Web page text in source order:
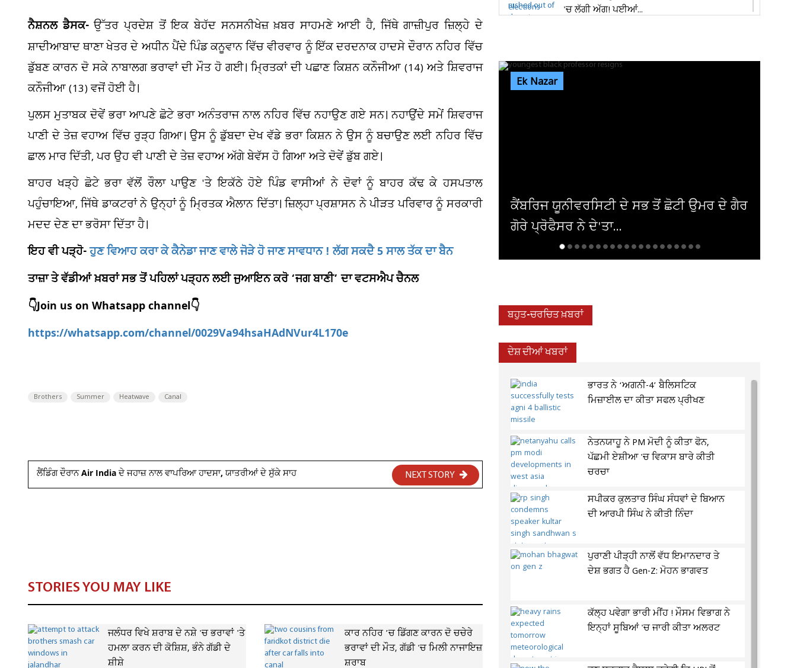
ਨੈਸ਼ਨਲ ਡੈਸਕ-ਉੱਤਰ ਪ੍ਰਦੇਸ਼ ਤੋਂ ਇਕ ਬੇਹੱਦ ਸਨਸਨੀਖੇਜ਼ ਖ਼ਬਰ ਸਾਹਮਣੇ ਆਈ ਹੈ, ਜਿੱਥੇ ਗਾਜ਼ੀਪੁਰ ਜ਼ਿਲ੍ਹੇ ਦੇ
ਸ਼ਾਦੀਆਬਾਦ ਥਾਣਾ ਖੇਤਰ ਦੇ ਅਧੀਨ ਪੈਂਦੇ ਪਿੰਡ ਕਨੂਵਾਨ ਵਿੱਚ ਵੀਰਵਾਰ ਨੂੰ ਇੱਕ ਦਰਦਨਾਕ ਹਾਦਸੇ ਦੌਰਾਨ ਨਹਿਰ ਵਿੱਚ
ਡੁੱਬਣ ਕਾਰਨ ਦੋ ਸਕੇ ਨਾਬਾਲਗ ਭਰਾਵਾਂ ਦੀ ਮੌਤ ਹੋ ਗਈ। ਮ੍ਰਿਤਕਾਂ ਦੀ ਪਛਾਣ ਕਿਸ਼ਨ ਕਨੌਜੀਆ (14) ਅਤੇ ਸ਼ਿਵਰਾਜ
ਕਨੌਜੀਆ (13) ਵਜੋਂ ਹੋਈ ਹੈ।
ਪੁਲਸ ਮੁਤਾਬਕ ਦੋਵੇਂ ਭਰਾ ਆਪਣੇ ਛੋਟੇ ਭਰਾ ਅਨੰਤਰਾਜ ਨਾਲ ਨਹਿਰ ਵਿੱਚ ਨਹਾਉਣ ਗਏ ਸਨ। ਨਹਾਉਂਦੇ ਸਮੇਂ ਸ਼ਿਵਰਾਜ
ਪਾਣੀ ਦੇ ਤੇਜ਼ ਵਹਾਅ ਵਿੱਚ ਰੁੜ੍ਹ ਗਿਆ। ਉਸ ਨੂੰ ਡੁੱਬਦਾ ਦੇਖ ਵੱਡੇ ਭਰਾ ਕਿਸ਼ਨ ਨੇ ਉਸ ਨੂੰ ਬਚਾਉਣ ਲਈ ਨਹਿਰ ਵਿੱਚ
ਛਾਲ ਮਾਰ ਦਿੱਤੀ, ਪਰ ਉਹ ਵੀ ਪਾਣੀ ਦੇ ਤੇਜ਼ ਵਹਾਅ ਅੱਗੇ ਬੇਵੱਸ ਹੋ ਗਿਆ ਅਤੇ ਦੋਵੇਂ ਡੁੱਬ ਗਏ।
ਬਾਹਰ ਖੜ੍ਹੇ ਛੋਟੇ ਭਰਾ ਵੱਲੋਂ ਰੌਲਾ ਪਾਉਣ 'ਤੇ ਇਕੱਠੇ ਹੋਏ ਪਿੰਡ ਵਾਸੀਆਂ ਨੇ ਦੋਵਾਂ ਨੂੰ ਬਾਹਰ ਕੱਢ ਕੇ ਹਸਪਤਾਲ
ਪਹੁੰਚਾਇਆ, ਜਿੱਥੇ ਡਾਕਟਰਾਂ ਨੇ ਉਨ੍ਹਾਂ ਨੂੰ ਮ੍ਰਿਤਕ ਐਲਾਨ ਦਿੱਤਾ। ਜ਼ਿਲ੍ਹਾ ਪ੍ਰਸ਼ਾਸਨ ਨੇ ਪੀੜਤ ਪਰਿਵਾਰ ਨੂੰ ਸਰਕਾਰੀ
ਮਦਦ ਦੇਣ ਦਾ ਭਰੋਸਾ ਦਿੱਤਾ ਹੈ।
ਇਹ ਵੀ ਪੜ੍ਹੋ-ਹੁਣ ਵਿਆਹ ਕਰਾ ਕੇ ਕੈਨੇਡਾ ਜਾਣ ਵਾਲੇ ਜੋੜੇ ਹੋ ਜਾਣ ਸਾਵਧਾਨ ! ਲੱਗ ਸਕਦੈ 5 ਸਾਲ ਤੱਕ ਦਾ ਬੈਨ
ਤਾਜ਼ਾ ਤੇ ਵੱਡੀਆਂ ਖ਼ਬਰਾਂ ਸਭ ਤੋਂ ਪਹਿਲਾਂ ਪੜ੍ਹਨ ਲਈ ਜੁਆਇਨ ਕਰੋ ‘ਜਗ ਬਾਣੀ’ ਦਾ ਵਟਸਐਪ ਚੈਨਲ
👇Join us on Whatsapp channel👇
https://whatsapp.com/channel/0029Va94hsaHAdNVur4L170e
Brothers Summer Heatwave Canal
ਲੈਂਡਿੰਗ ਦੌਰਾਨ Air India ਦੇ ਜਹਾਜ਼ ਨਾਲ ਵਾਪਰਿਆ ਹਾਦਸਾ, ਯਾਤਰੀਆਂ ਦੇ ਸੁੱਕੇ ਸਾਹ NEXT STORY
STORIES YOU MAY LIKE
ਜਲੰਧਰ ਵਿਖੇ ਸ਼ਰਾਬ ਦੇ ਨਸ਼ੇ 'ਚ ਭਰਾਵਾਂ 'ਤੇ
ਹਮਲਾ ਕਰਨ ਦੀ ਕੋਸ਼ਿਸ਼, ਭੰਨੇ ਗੱਡੀ ਦੇ
ਸ਼ੀਸ਼ੇ
ਕਾਰ ਨਹਿਰ ’ਚ ਡਿੱਗਣ ਕਾਰਨ ਦੋ ਚਚੇਰੇ
ਭਰਾਵਾਂ ਦੀ ਮੌਤ, ਗੱਡੀ 'ਚ ਮਿਲੀ ਨਾਜਾਇਜ਼
ਸ਼ਰਾਬ
'ਚ ਲੱਗੀ ਅੱਗ! ਪਈਆਂ...
Ek Nazar
ਕੈਂਬਰਿਜ ਯੂਨੀਵਰਸਿਟੀ ਦੇ ਸਭ ਤੋਂ ਛੋਟੀ ਉਮਰ ਦੇ ਗੈਰ
ਅਮਰੀਕਾ ਨੇ ਇਰਾਕੀ ਏਅਰਾਲਾਈਨ ਤੋਂ ਹਟਾਈ
ਪਾਬੰਦੀ
ਬਹੁਤ-ਚਰਚਿਤ ਖ਼ਬਰਾਂ
ਦੇਸ਼ ਦੀਆਂ ਖਬਰਾਂ
ਭਾਰਤ ਨੇ ‘ਅਗਨੀ-4’ ਬੈਲਿਸਟਿਕ
ਮਿਜ਼ਾਈਲ ਦਾ ਕੀਤਾ ਸਫਲ ਪ੍ਰੀਖਣ
ਨੇਤਨਯਾਹੂ ਨੇ PM ਮੋਦੀ ਨੂੰ ਕੀਤਾ ਫੋਨ,
ਪੱਛਮੀ ਏਸ਼ੀਆ 'ਚ ਵਿਕਾਸ ਬਾਰੇ ਕੀਤੀ
ਚਰਚਾ
ਸਪੀਕਰ ਕੁਲਤਾਰ ਸਿੰਘ ਸੰਧਵਾਂ ਦੇ ਬਿਆਨ
ਦੀ ਆਰਪੀ ਸਿੰਘ ਨੇ ਕੀਤੀ ਨਿੰਦਾ
ਪੁਰਾਣੀ ਪੀੜ੍ਹੀ ਨਾਲੋਂ ਵੱਧ ਇਮਾਨਦਾਰ ਤੇ
ਦੇਸ਼ ਭਗਤ ਹੈ Gen-Z: ਮੋਹਨ ਭਾਗਵਤ
ਕੱਲ੍ਹ ਪਵੇਗਾ ਭਾਰੀ ਮੀਂਹ ! ਮੌਸਮ ਵਿਭਾਗ ਨੇ
ਇਨ੍ਹਾਂ ਸੂਬਿਆਂ 'ਚ ਜਾਰੀ ਕੀਤਾ ਅਲਰਟ